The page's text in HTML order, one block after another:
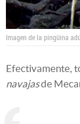
Imagen de la pingüina
Efectivamente,
navajasde